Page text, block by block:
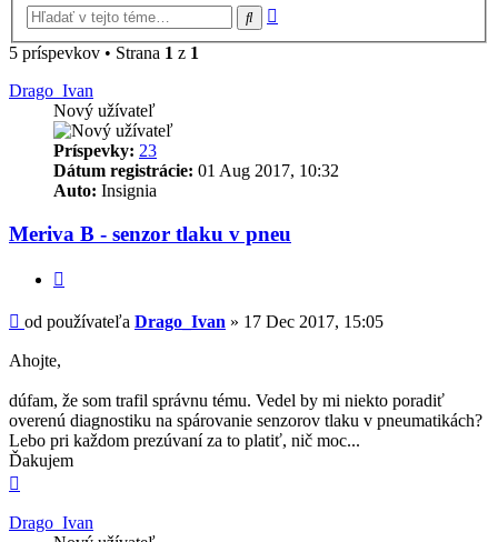
Hľadať
5 príspevkov • Strana 1 z 1
Drago_Ivan
Nový užívateľ
Príspevky: 23
Dátum registrácie: 01 Aug 2017, 10:32
Auto: Insignia
Meriva B - senzor tlaku v pneu
Príspevok
od používateľa Drago_Ivan » 17 Dec 2017, 15:05
Ahojte,
dúfam, že som trafil správnu tému. Vedel by mi niekto poradiť
overenú diagnostiku na spárovanie senzorov tlaku v pneumatikách?
Lebo pri každom prezúvaní za to platiť, nič moc...
Ďakujem
Drago_Ivan